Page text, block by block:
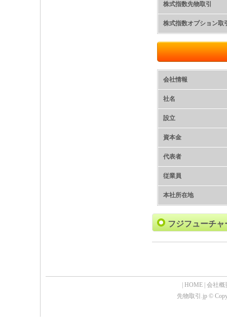
株式指数先物取引
株式指数オプション取
会社情報
社名
設立
資本金
代表者
従業員
本社所在地
フジフューチャ
HOME 会社概
先物取引.jp ©